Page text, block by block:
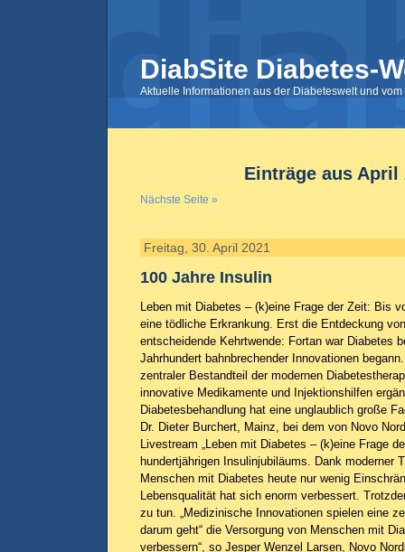
DiabSite Diabetes-
Aktuelle Informationen aus der Diabeteswelt und
Einträge aus April
Nächste Seite »
Freitag, 30. April 2021
100 Jahre Insulin
Leben mit Diabetes – (k)eine Frage der Zeit: Bis
eine tödliche Erkrankung. Erst die Entdeckung
entscheidende Kehrtwende: Fortan war Diabetes
Jahrhundert bahnbrechender Innovationen
zentraler Bestandteil der modernen
innovative Medikamente und Injektionshilfen
Diabetesbehandlung hat eine unglaublich große
Dr. Dieter Burchert, Mainz, bei dem von Novo
Livestream „Leben mit Diabetes – (k)eine Frage
hundertjährigen Insulinjubiläums. Dank moderner
Menschen mit Diabetes heute nur wenig
Lebensqualität hat sich enorm verbessert.
zu tun. „Medizinische Innovationen spielen eine
darum geht“ die Versorgung von Menschen mit
verbessern“, so Jesper Wenzel Larsen, Novo